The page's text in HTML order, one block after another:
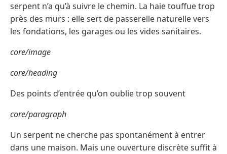
serpent n’a qu’à suivre le chemin. La haie touffue trop
près des murs : elle sert de passerelle naturelle vers
les fondations, les garages ou les vides sanitaires.
core/image
core/heading
Des points d’entrée qu’on oublie trop souvent
core/paragraph
Un serpent ne cherche pas spontanément à entrer
dans une maison. Mais une ouverture discrète suffit à